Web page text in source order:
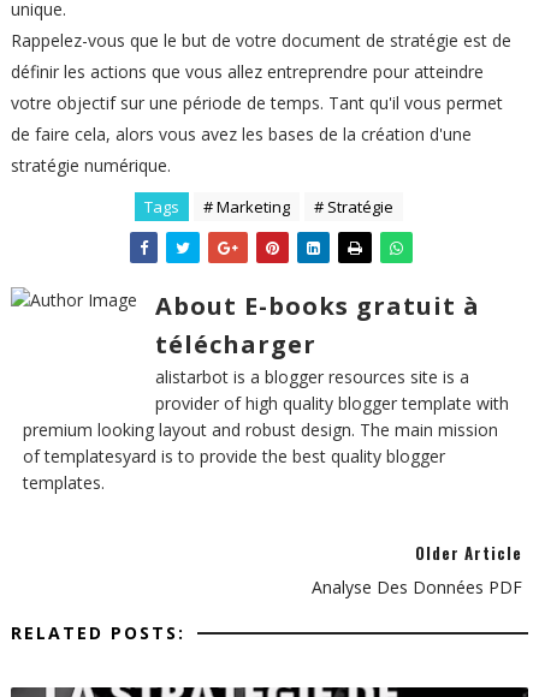
unique.
Rappelez-vous que le but de votre document de stratégie est de
définir les actions que vous allez entreprendre pour atteindre
votre objectif sur une période de temps. Tant qu'il vous permet
de faire cela, alors vous avez les bases de la création d'une
stratégie numérique.
Tags # Marketing # Stratégie
About E-books gratuit à
télécharger
alistarbot is a blogger resources site is a
provider of high quality blogger template with
premium looking layout and robust design. The main mission
of templatesyard is to provide the best quality blogger
templates.
Older Article
Analyse Des Données PDF
RELATED POSTS: